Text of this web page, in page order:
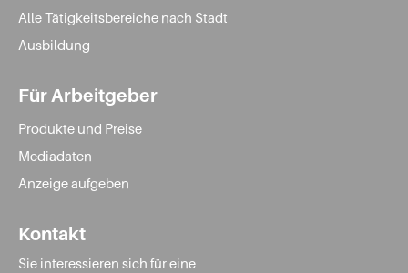
Alle Tätigkeitsbereiche nach Stadt
Ausbildung
Für Arbeitgeber
Produkte und Preise
Mediadaten
Anzeige aufgeben
Kontakt
Sie interessieren sich für eine